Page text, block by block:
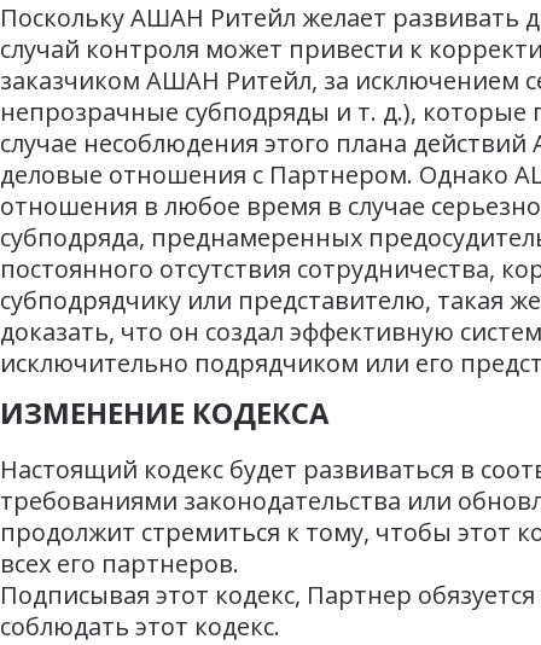
Поскольку АШАН Ритейл желает
случай контроля может привести к
заказчиком АШАН Ритейл, за исключением
непрозрачные субподряды и т. д.),
случае несоблюдения этого плана
деловые отношения с Партнером. Однако
отношения в любое время в случае
субподряда, преднамеренных
постоянного отсутствия сотрудничества,
субподрядчику или представителю, такая
доказать, что он создал эффективную
исключительно подрядчиком или его
ИЗМЕНЕНИЕ КОДЕКСА
Настоящий кодекс будет развиваться в
требованиями законодательства или
продолжит стремиться к тому, чтобы этот
всех его партнеров.
Подписывая этот кодекс, Партнер
соблюдать этот кодекс.